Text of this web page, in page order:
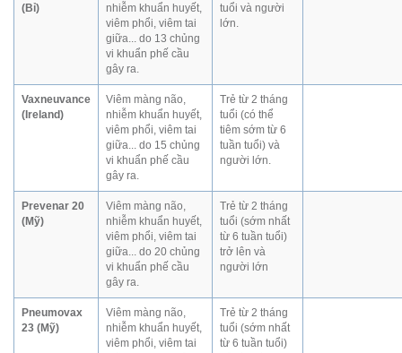
(Bỉ)
nhiễm khuẩn huyết,
viêm phổi, viêm tai
giữa... do 13 chủng
vi khuẩn phế cầu
gây ra.
tuổi và người
lớn.
Vaxneuvance
(Ireland)
Viêm màng não,
nhiễm khuẩn huyết,
viêm phổi, viêm tai
giữa... do 15 chủng
vi khuẩn phế cầu
gây ra.
Trẻ từ 2 tháng
tuổi (có thể
tiêm sớm từ 6
tuần tuổi) và
người lớn.
Prevenar 20
(Mỹ)
Viêm màng não,
nhiễm khuẩn huyết,
viêm phổi, viêm tai
giữa... do 20 chủng
vi khuẩn phế cầu
gây ra.
Trẻ từ 2 tháng
tuổi (sớm nhất
từ 6 tuần tuổi)
trở lên và
người lớn
Pneumovax
23 (Mỹ)
Viêm màng não,
nhiễm khuẩn huyết,
viêm phổi, viêm tai
Trẻ từ 2 tháng
tuổi (sớm nhất
từ 6 tuần tuổi)